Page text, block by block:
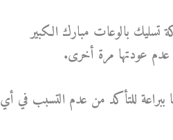
بالوعات مبارك الكبير
عدم عودتها مرة أخرى.
للتأكد من عدم التسبب في أي